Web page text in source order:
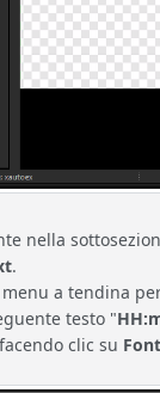
nella
.
a tendina
testo "
clic su